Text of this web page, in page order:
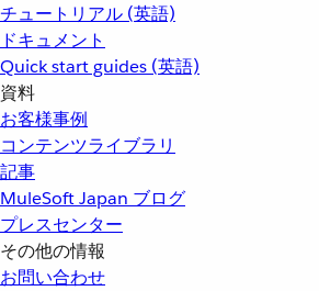
チュートリアル (英語)
ドキュメント
Quick start guides (英語)
資料
お客様事例
コンテンツライブラリ
記事
MuleSoft Japan ブログ
プレスセンター
その他の情報
お問い合わせ